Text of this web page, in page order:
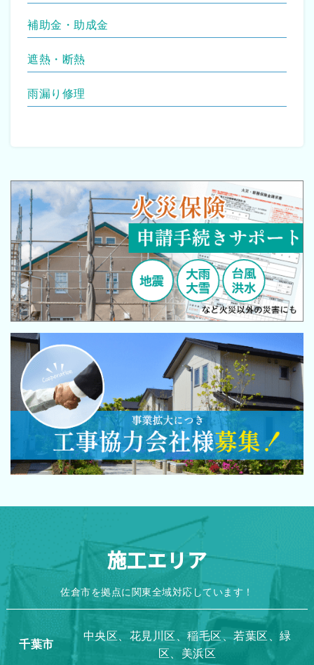
補助金・助成金
遮熱・断熱
雨漏り修理
施工エリア
佐倉市を拠点に関東全域対応しています！
千葉市
中央区、花見川区、稲毛区、若葉区、緑
区、美浜区